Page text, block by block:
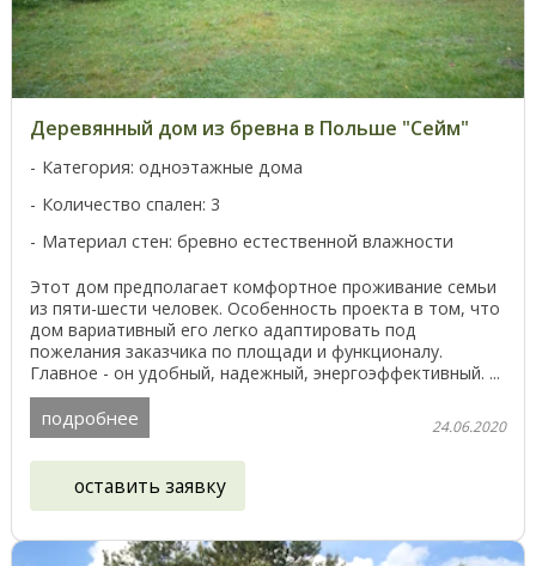
Деревянный дом из бревна в Польше "Сейм"
Категория: одноэтажные дома
Количество спален: 3
Материал стен: бревно естественной влажности
Этот дом предполагает комфортное проживание семьи
из пяти-шести человек. Особенность проекта в том, что
дом вариативный его легко адаптировать под
пожелания заказчика по площади и функционалу.
Главное - он удобный, надежный, энергоэффективный. ...
подробнее 24.06.2020
оставить заявку